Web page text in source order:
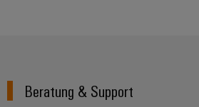
Beratung & Support